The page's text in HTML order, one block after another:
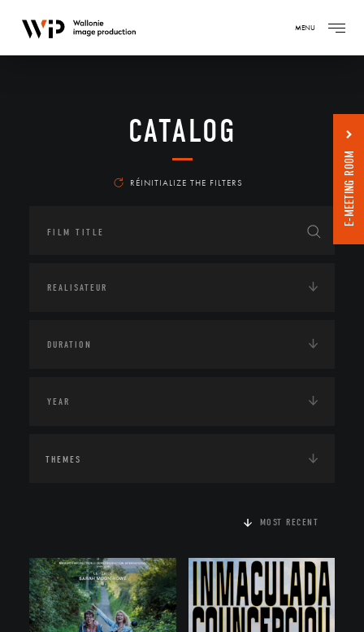
MENU
CATALOG
RÉINITIALIZE THE FILTERS
THEMES
MOST RECENT
E-MEETING ROOM